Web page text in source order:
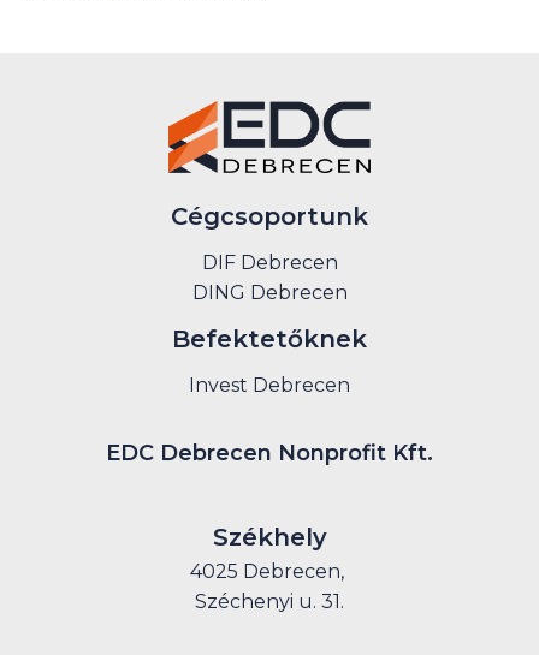
Cégcsoportunk
DIF Debrecen
DING Debrecen
Befektetőknek
Invest Debrecen
EDC Debrecen Nonprofit Kft.
Székhely
4025 Debrecen,
Széchenyi u. 31.